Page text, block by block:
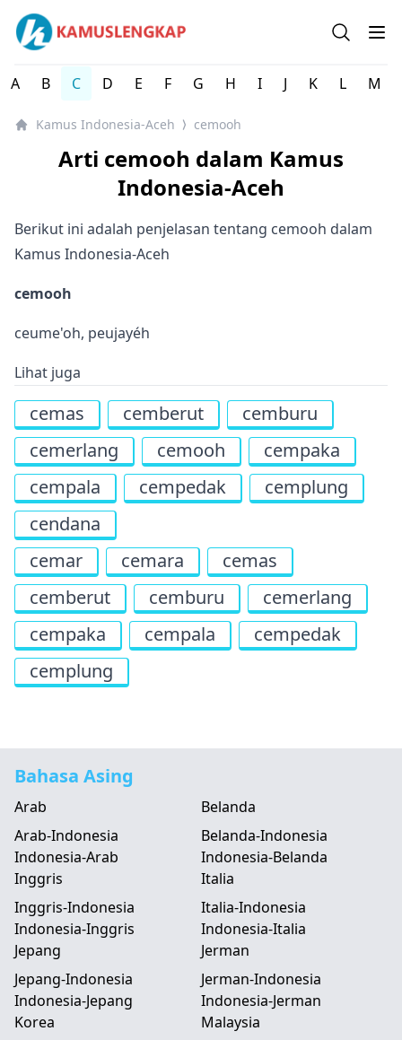
Kamus Lengkap Indonesia-Aceh - Kamus Bahasa
Open
A B C D E F G H I J K L M
Kamus Indonesia-Aceh ⟩ cemooh
Arti cemooh dalam Kamus
Indonesia-Aceh
Berikut ini adalah penjelasan tentang cemooh dalam
Kamus Indonesia-Aceh
cemooh
ceume'oh, peujayéh
Lihat juga
cemas cemberut
cemburu
cemerlang
cemooh
cempaka
cempala
cempedak
cemplung
cendana
cemar
cemara
cemas
cemberut
cemburu
cemerlang
cempaka
cempala
cempedak
cemplung
Bahasa Asing
Arab
Arab-Indonesia
Indonesia-Arab
Belanda
Belanda-Indonesia
Indonesia-Belanda
Inggris
Inggris-Indonesia
Indonesia-Inggris
Italia
Italia-Indonesia
Indonesia-Italia
Jepang
Jepang-Indonesia
Indonesia-Jepang
Jerman
Jerman-Indonesia
Indonesia-Jerman
Korea
Malaysia